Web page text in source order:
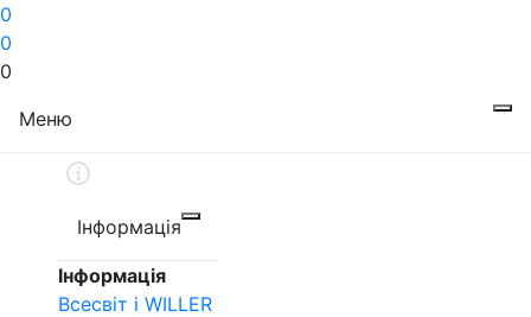
0
0
0
Меню
Інформація
Інформація
Всесвіт і WILLER